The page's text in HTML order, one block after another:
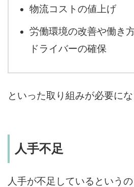
物流コストの値上げ
労働環境の改善や働き
ドライバーの確保
といった取り組みが必要にな
人手不足
人手が不足しているという